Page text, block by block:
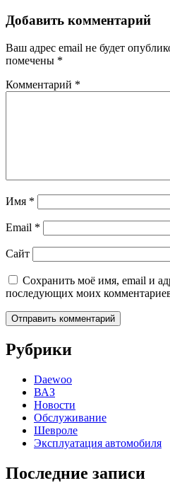
Добавить комментарий
Ваш адрес email не будет
помечены *
Комментарий *
Имя *
Email *
Сайт
Сохранить моё имя, email и
последующих моих
Рубрики
Daewoo
ВАЗ
Новости
Обслуживание
Шевроле
Эксплуатация автомобиля
Последние записи